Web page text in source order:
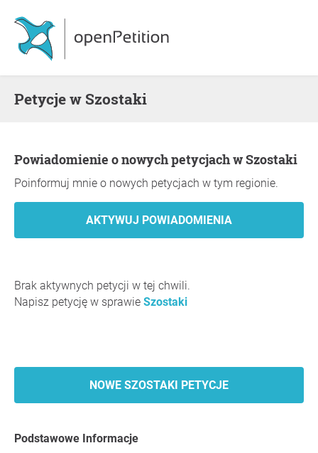
Petycje w Szostaki
Powiadomienie o nowych petycjach w Szostaki
Poinformuj mnie o nowych petycjach w tym regionie.
Brak aktywnych petycji w tej chwili.
Napisz petycję w sprawie Szostaki
NOWE SZOSTAKI PETYCJE
Podstawowe Informacje